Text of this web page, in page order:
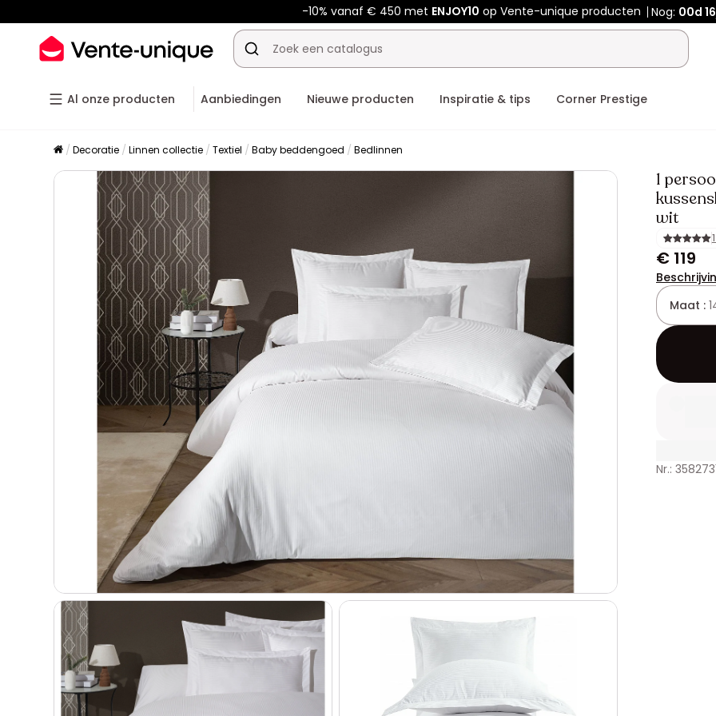
-10% vanaf € 450 met ENJOY10 op Vente-unique producten Nog: 00d
Al onze producten Aanbiedingen Nieuwe producten Inspiratie & tips Corner Prestige
Decoratie Linnen collectie Textiel Baby beddengoed Bedlinnen
1
wit
€ 119
Maat :
Nr.: